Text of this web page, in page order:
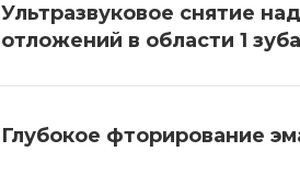
Ультразвуковое снятие
отложений в области 1 зуба
Глубокое фторирование